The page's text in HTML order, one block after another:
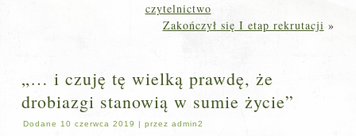
czytelnictwo
Zakończył się I etap rekrutacji »
„… i czuję tę wielką prawdę, że
drobiazgi stanowią w sumie życie”
Dodane 10 czerwca 2019 |przez admin2